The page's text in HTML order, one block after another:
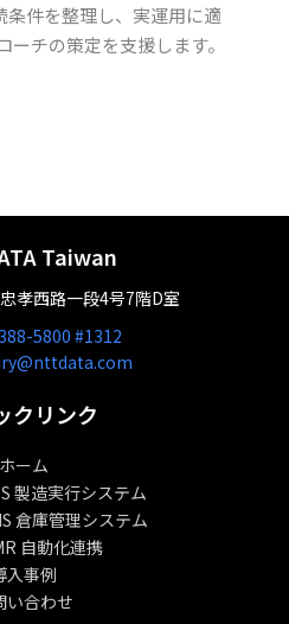
件を整理し、実運用に適
ーチの策定を支援します。
Taiwan
孝西路一段4号7階D室
5800 #1312
クリンク
ホーム
製造実行システム
倉庫管理システム
自動化連携
入事例
い合わせ